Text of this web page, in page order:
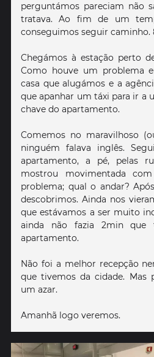
perguntámos pareciam não
tratava. Ao fim de um
conseguimos seguir caminho.
Chegámos à estação perto
Como houve um problema
casa que alugámos e a
que apanhar um táxi para ir a
chave do apartamento.
Comemos no maravilhoso
ninguém falava inglês.
apartamento, a pé, pelas
mostrou movimentada
problema; qual o andar?
descobrimos. Ainda nos
que estávamos a ser muito
ainda não fazia 2min que
apartamento.
Não foi a melhor recepção
que tivemos da cidade. Mas
um azar.
Amanhã logo veremos.